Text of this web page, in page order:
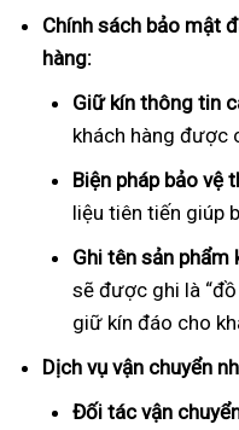
Chính sách bảo mật
hàng:
Giữ kín thông tin
khách hàng được
Biện pháp bảo vệ
liệu tiên tiến giúp
Ghi tên sản phẩm
sẽ được ghi là
giữ kín đáo cho
Dịch vụ vận chuyển
Đối tác vận